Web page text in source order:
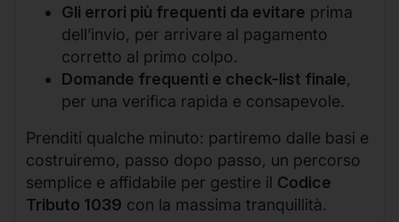
Gli errori più frequenti da evitare prima
dell’invio, per arrivare al pagamento
corretto al primo colpo.
Domande frequenti e check-list finale,
per una verifica rapida e consapevole.
Prenditi qualche minuto: partiremo dalle basi e
costruiremo, passo dopo passo, un percorso
semplice e affidabile per gestire il Codice
Tributo 1039 con la massima tranquillità.